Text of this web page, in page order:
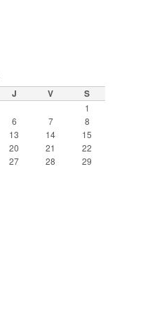
J V S
1
6 7
8
13 14
15
20 21
22
27 28
29